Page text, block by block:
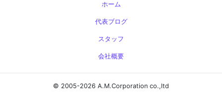
ホーム
代表ブログ
スタッフ
会社概要
© 2005-2026 A.M.Corporation co.,ltd